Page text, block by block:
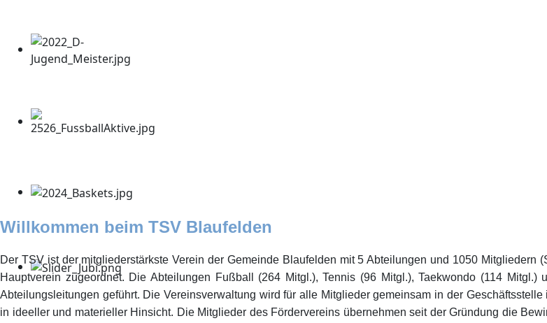
Willkommen beim TSV Blaufelden
Der TSV ist der mitgliederstärkste Verein der Gemeinde Blaufelden mit 5 Abteilungen und 1050
Hauptverein zugeordnet. Die Abteilungen Fußball (264 Mitgl.), Tennis (96 Mitgl.), Taekwondo (114
Abteilungsleitungen geführt. Die Vereinsverwaltung wird für alle Mitglieder gemeinsam in der
in ideeller und materieller Hinsicht. Die Mitglieder des Fördervereins übernehmen seit der Gründung die